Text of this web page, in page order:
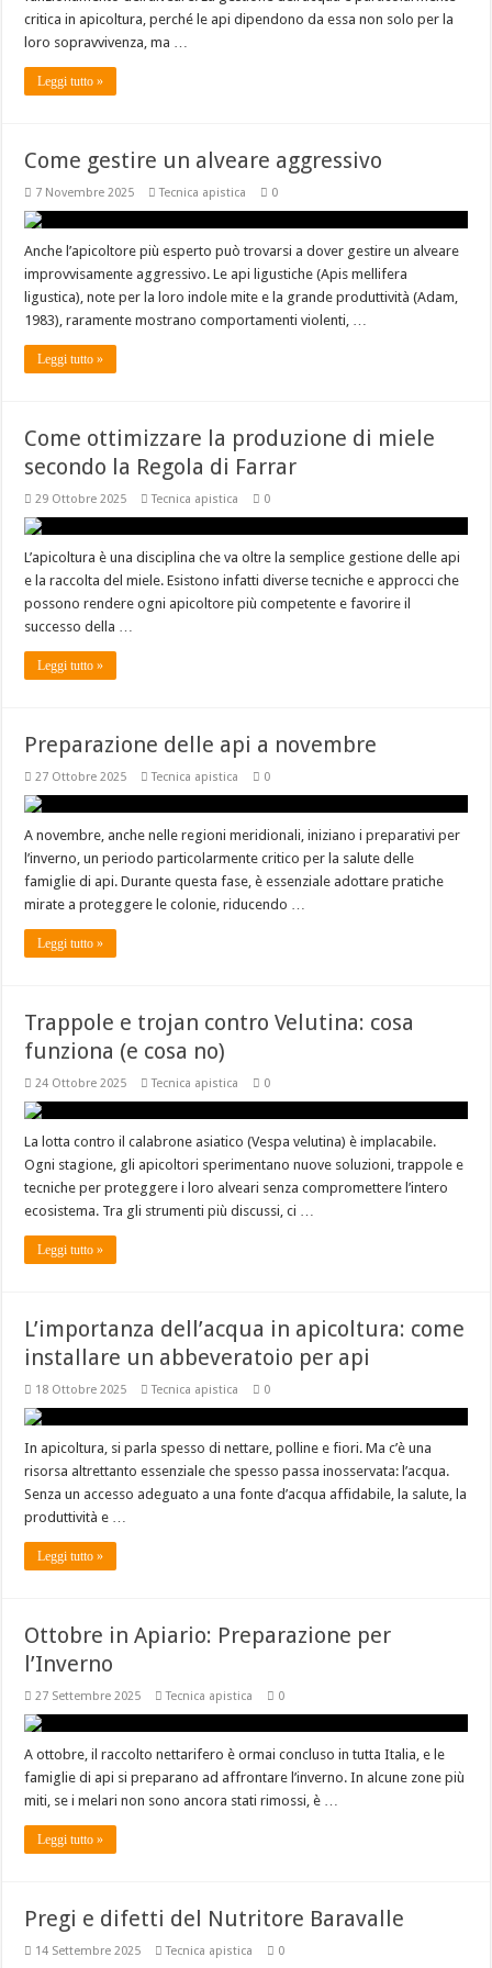
critica in apicoltura, perché le api dipendono da essa non solo per la
loro sopravvivenza, ma …
Leggi tutto »
Come gestire un alveare aggressivo
7 Novembre 2025 Tecnica apistica 0
Anche l’apicoltore più esperto può trovarsi a dover gestire un alveare
improvvisamente aggressivo. Le api ligustiche (Apis mellifera
ligustica), note per la loro indole mite e la grande produttività (Adam,
1983), raramente mostrano comportamenti violenti, …
Leggi tutto »
Come ottimizzare la produzione di miele
secondo la Regola di Farrar
29 Ottobre 2025 Tecnica apistica 0
L’apicoltura è una disciplina che va oltre la semplice gestione delle api
e la raccolta del miele. Esistono infatti diverse tecniche e approcci che
possono rendere ogni apicoltore più competente e favorire il
successo della …
Leggi tutto »
Preparazione delle api a novembre
27 Ottobre 2025 Tecnica apistica 0
A novembre, anche nelle regioni meridionali, iniziano i preparativi per
l’inverno, un periodo particolarmente critico per la salute delle
famiglie di api. Durante questa fase, è essenziale adottare pratiche
mirate a proteggere le colonie, riducendo …
Leggi tutto »
Trappole e trojan contro Velutina: cosa
funziona (e cosa no)
24 Ottobre 2025 Tecnica apistica 0
La lotta contro il calabrone asiatico (Vespa velutina) è implacabile.
Ogni stagione, gli apicoltori sperimentano nuove soluzioni, trappole e
tecniche per proteggere i loro alveari senza compromettere l’intero
ecosistema. Tra gli strumenti più discussi, ci …
Leggi tutto »
L’importanza dell’acqua in apicoltura: come
installare un abbeveratoio per api
18 Ottobre 2025 Tecnica apistica 0
In apicoltura, si parla spesso di nettare, polline e fiori. Ma c’è una
risorsa altrettanto essenziale che spesso passa inosservata: l’acqua.
Senza un accesso adeguato a una fonte d’acqua affidabile, la salute, la
produttività e …
Leggi tutto »
Ottobre in Apiario: Preparazione per
l’Inverno
27 Settembre 2025 Tecnica apistica 0
A ottobre, il raccolto nettarifero è ormai concluso in tutta Italia, e le
famiglie di api si preparano ad affrontare l’inverno. In alcune zone più
miti, se i melari non sono ancora stati rimossi, è …
Leggi tutto »
Pregi e difetti del Nutritore Baravalle
14 Settembre 2025 Tecnica apistica 0